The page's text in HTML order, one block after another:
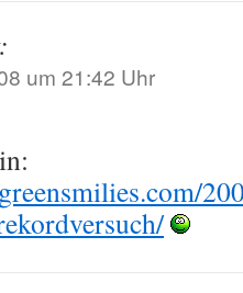
um 21:42 Uhr